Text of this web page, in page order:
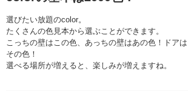
選びたい放題のcolor。
たくさんの色見本から選ぶことができます。
こっちの壁はこの色、あっちの壁はあの色！ドアは
その色！
選べる場所が増えると、楽しみが増えますね。